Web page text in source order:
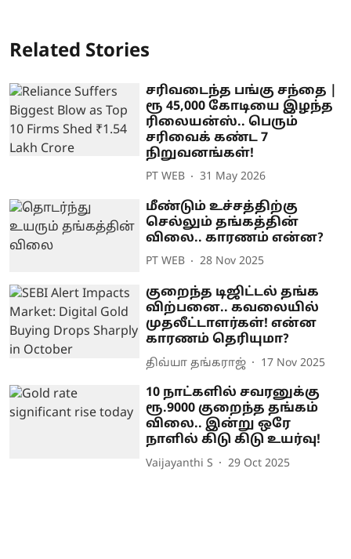
Related Stories
சரிவடைந்த பங்கு சந்தை |
ரூ 45,000 கோடியை இழந்த
ரிலையன்ஸ்.. பெரும்
சரிவைக் கண்ட 7
நிறுவனங்கள்!
PT WEB 31 May 2026
மீண்டும் உச்சத்திற்கு
செல்லும் தங்கத்தின்
விலை.. காரணம் என்ன?
PT WEB 28 Nov 2025
குறைந்த டிஜிட்டல் தங்க
விற்பனை.. கவலையில்
முதலீட்டாளர்கள்! என்ன
காரணம் தெரியுமா?
திவ்யா தங்கராஜ் 17 Nov 2025
10 நாட்களில் சவரனுக்கு
ரூ.9000 குறைந்த தங்கம்
விலை.. இன்று ஒரே
நாளில் கிடு கிடு உயர்வு!
Vaijayanthi S 29 Oct 2025